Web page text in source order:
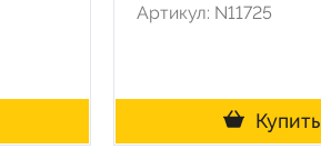
Артикул: N11725
Купить